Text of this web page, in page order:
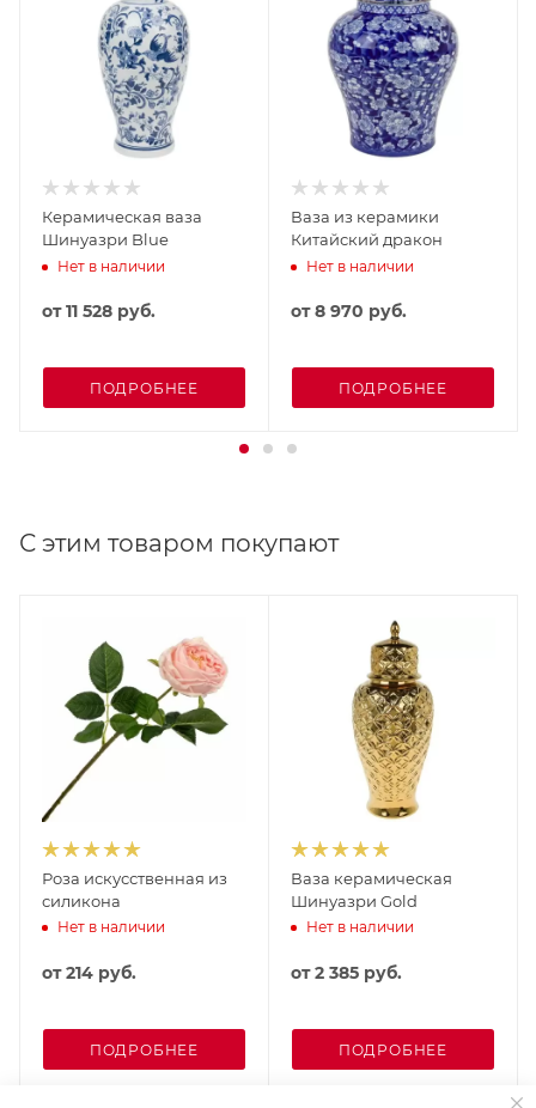
Керамическая ваза
Шинуазри Blue
Нет в наличии
от11 528 руб.
ПОДРОБНЕЕ
Ваза из керамики
Китайский дракон
Нет в наличии
от8 970 руб.
ПОДРОБНЕЕ
С этим товаром покупают
Роза искусственная из
силикона
Нет в наличии
от214 руб.
ПОДРОБНЕЕ
Ваза керамическая
Шинуазри Gold
Нет в наличии
от2 385 руб.
ПОДРОБНЕЕ